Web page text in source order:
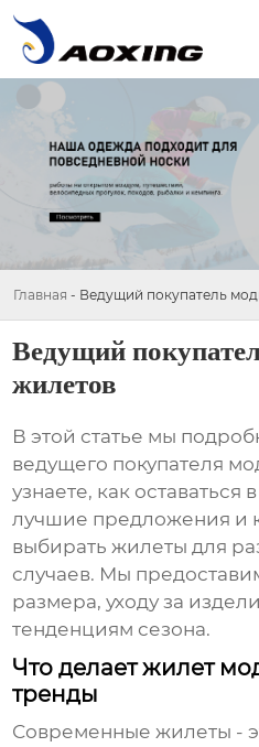
Главная - Ведущий покупатель
Ведущий
жилетов
В этой статье мы
ведущего покупателя
узнаете, как оставаться
лучшие предложения и
выбирать жилеты для
случаев. Мы
размера, уходу за
тенденциям сезона.
Что делает жилет
тренды
Современные жилеты -